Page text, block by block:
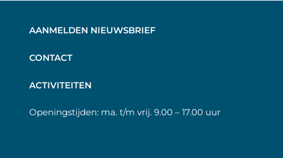
AANMELDEN NIEUWSBRIEF
CONTACT
ACTIVITEITEN
Openingstijden: ma. t/m vrij. 9.00 – 17.00 uur